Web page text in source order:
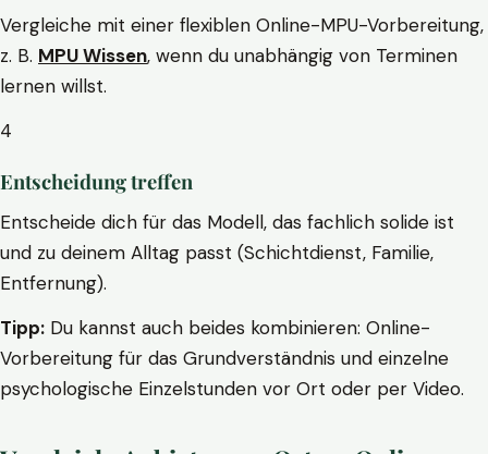
Vergleiche mit einer flexiblen Online-MPU-Vorbereitung,
z. B. MPU Wissen, wenn du unabhängig von Terminen
lernen willst.
4
Entscheidung treffen
Entscheide dich für das Modell, das fachlich solide ist
und zu deinem Alltag passt (Schichtdienst, Familie,
Entfernung).
Tipp: Du kannst auch beides kombinieren: Online-
Vorbereitung für das Grundverständnis und einzelne
psychologische Einzelstunden vor Ort oder per Video.